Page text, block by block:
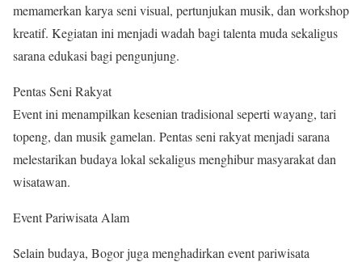
memamerkan karya seni visual, pertunjukan musik, dan workshop
kreatif. Kegiatan ini menjadi wadah bagi talenta muda sekaligus
sarana edukasi bagi pengunjung.
Pentas Seni Rakyat
Event ini menampilkan kesenian tradisional seperti wayang, tari
topeng, dan musik gamelan. Pentas seni rakyat menjadi sarana
melestarikan budaya lokal sekaligus menghibur masyarakat dan
wisatawan.
Event Pariwisata Alam
Selain budaya, Bogor juga menghadirkan event pariwisata